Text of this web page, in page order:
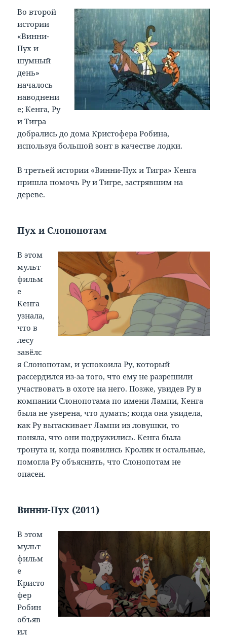
Во второй
истории
«Винни-
Пух и
шумный
день»
началось
наводнени
е; Кенга, Ру
и Тигра
добрались до дома Кристофера Робина,
используя большой зонт в качестве лодки.
В третьей истории «Винни-Пух и Тигра» Кенга
пришла помочь Ру и Тигре, застрявшим на
дереве.
Пух и Слонопотам
В этом
мульт
фильм
е
Кенга
узнала,
что в
лесу
завёлс
я Слонопотам, и успокоила Ру, который
рассердился из-за того, что ему не разрешили
участвовать в охоте на него. Позже, увидев Ру в
компании Слонопотама по имени Лампи, Кенга
была не уверена, что думать; когда она увидела,
как Ру вытаскивает Лампи из ловушки, то
поняла, что они подружились. Кенга была
тронута и, когда появились Кролик и остальные,
помогла Ру объяснить, что Слонопотам не
опасен.
Винни-Пух (2011)
В этом
мульт
фильм
е
Кристо
фер
Робин
объяв
ил